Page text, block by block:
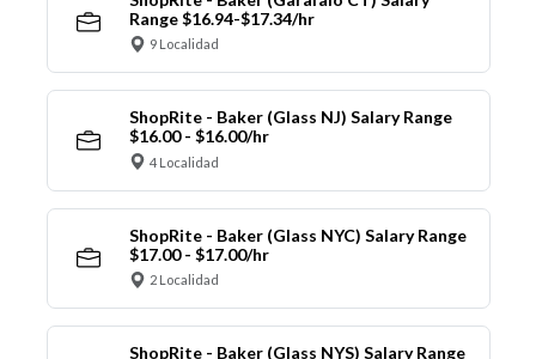
Range $16.94-$17.34/hr
9 Localidad
ShopRite - Baker (Glass NJ) Salary Range
$16.00 - $16.00/hr
4 Localidad
ShopRite - Baker (Glass NYC) Salary Range
$17.00 - $17.00/hr
2 Localidad
ShopRite - Baker (Glass NYS) Salary Range